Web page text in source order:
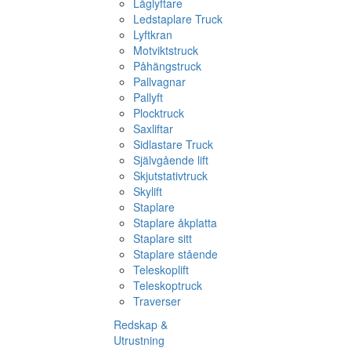
Låglyftare
Ledstaplare Truck
Lyftkran
Motviktstruck
Påhängstruck
Pallvagnar
Pallyft
Plocktruck
Saxliftar
Sidlastare Truck
Självgående lift
Skjutstativtruck
Skylift
Staplare
Staplare åkplatta
Staplare sitt
Staplare stående
Teleskoplift
Teleskoptruck
Traverser
Redskap &
Utrustning